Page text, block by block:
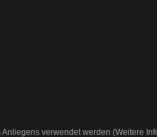
verwendet werden (Weitere